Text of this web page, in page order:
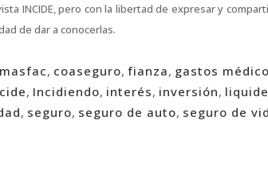
INCIDE, pero con la libertad de expresar y
de dar a conocerlas.
, coaseguro, fianza, gastos
, Incidiendo, interés, inversión,
, seguro, seguro de auto, seguro de